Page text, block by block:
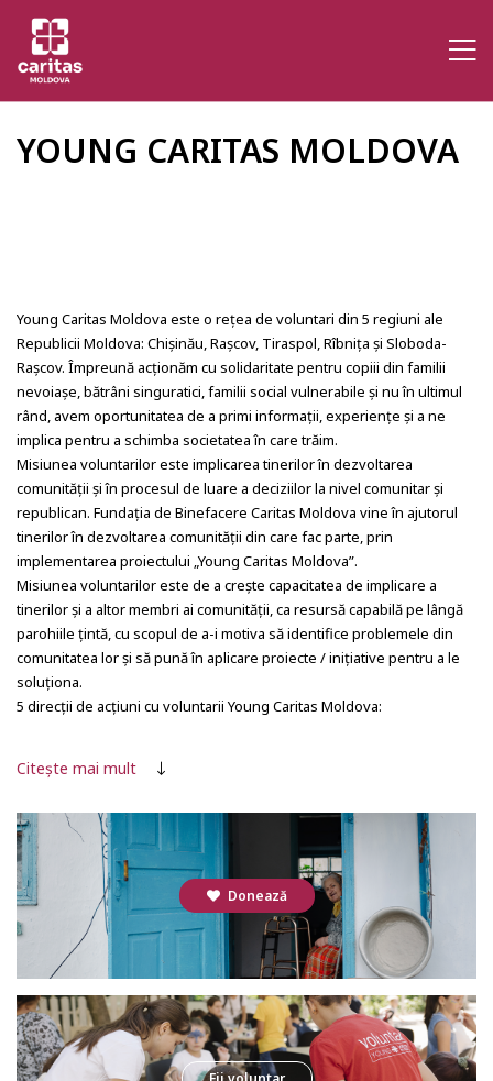
YOUNG CARITAS MOLDOVA
Young Caritas Moldova este o rețea de voluntari din 5 regiuni ale
Republicii Moldova: Chișinău, Rașcov, Tiraspol, Rîbnița și Sloboda-
Rașcov. Împreună acționăm cu solidaritate pentru copiii din familii
nevoiașe, bătrâni singuratici, familii social vulnerabile și nu în ultimul
rând, avem oportunitatea de a primi informații, experiențe și a ne
implica pentru a schimba societatea în care trăim.
Misiunea voluntarilor este implicarea tinerilor în dezvoltarea
comunităţii și în procesul de luare a deciziilor la nivel comunitar și
republican. Fundaţia de Binefacere Caritas Moldova vine în ajutorul
tinerilor în dezvoltarea comunităţii din care fac parte, prin
implementarea proiectului „Young Caritas Moldova”.
Misiunea voluntarilor este de a crește capacitatea de implicare a
tinerilor și a altor membri ai comunităţii, ca resursă capabilă pe lângă
parohiile ţintă, cu scopul de a-i motiva să identifice problemele din
comunitatea lor și să pună în aplicare proiecte / iniţiative pentru a le
soluţiona.
5 direcții de acțiuni cu voluntarii Young Caritas Moldova:
Binefacere Caritas Moldova
Educație ecologică
Acțiuni de oficiu- din “culisele” Fundației de Binefacere
Caritas Moldova
De ce Caritas are nevoie de voluntari?
Pentru a ajuta mai mulți oameni în nevoie;
Asigurarea continuității îngrijirii pentru beneficiarii
dependenți de serviciile Caritas Moldova (grav bolnavi);
Aducerea unui spirit de inițiativă și creativitate în cadrul
proiectelor;
Pentru a salva echipa de la epuizare, pentru a o motiva.
Citește mai mult
Donează